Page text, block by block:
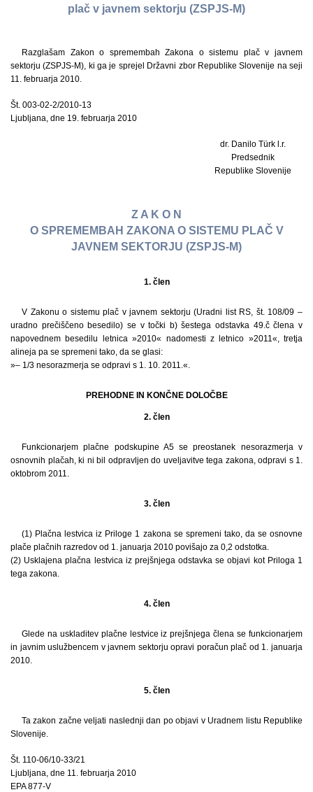
plač v javnem sektorju (ZSPJS-M)
Razglašam Zakon o spremembah Zakona o sistemu plač v javnem
sektorju (ZSPJS-M), ki ga je sprejel Državni zbor Republike Slovenije na seji
11. februarja 2010.
Št. 003-02-2/2010-13
Ljubljana, dne 19. februarja 2010
dr. Danilo Türk l.r.
Predsednik
Republike Slovenije
Z A K O N
O SPREMEMBAH ZAKONA O SISTEMU PLAČ V
JAVNEM SEKTORJU (ZSPJS-M)
1. člen
V Zakonu o sistemu plač v javnem sektorju (Uradni list RS, št. 108/09 –
uradno prečiščeno besedilo) se v točki b) šestega odstavka 49.č člena v
napovednem besedilu letnica »2010« nadomesti z letnico »2011«, tretja
alineja pa se spremeni tako, da se glasi:
»– 1/3 nesorazmerja se odpravi s 1. 10. 2011.«.
PREHODNE IN KONČNE DOLOČBE
2. člen
Funkcionarjem plačne podskupine A5 se preostanek nesorazmerja v
osnovnih plačah, ki ni bil odpravljen do uveljavitve tega zakona, odpravi s 1.
oktobrom 2011.
3. člen
(1) Plačna lestvica iz Priloge 1 zakona se spremeni tako, da se osnovne
plače plačnih razredov od 1. januarja 2010 povišajo za 0,2 odstotka.
(2) Usklajena plačna lestvica iz prejšnjega odstavka se objavi kot Priloga 1
tega zakona.
4. člen
Glede na uskladitev plačne lestvice iz prejšnjega člena se funkcionarjem
in javnim uslužbencem v javnem sektorju opravi poračun plač od 1. januarja
2010.
5. člen
Ta zakon začne veljati naslednji dan po objavi v Uradnem listu Republike
Slovenije.
Št. 110-06/10-33/21
Ljubljana, dne 11. februarja 2010
EPA 877-V